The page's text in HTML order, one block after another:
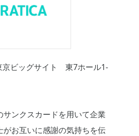
ビッグサイト 東7ホール1-
サンクスカードを用いて企業
がお互いに感謝の気持ちを伝